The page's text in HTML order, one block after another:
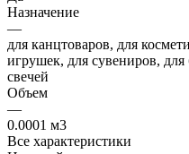
Назначение
—
для канцтоваров, для
игрушек, для сувениров, для
свечей
Объем
—
0.0001 м3
Все характеристики